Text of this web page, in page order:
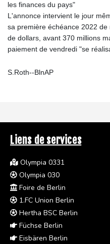
les finances du pays"
L'annonce intervient le jour
sa première échéance 2022
de dollars, avant 370 millions
paiement de vendredi "se
S.Roth--BlnAP
Liens de services
Olympia 0331
Olympia 030
Foire de Berlin
1.FC Union Berlin
Hertha BSC Berlin
Füchse Berlin
Eisbären Berlin